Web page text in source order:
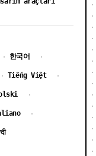
· 한국어 ·
· Tiếng Việt ·
·
·